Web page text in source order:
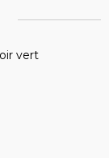
vert